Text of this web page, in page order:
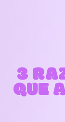
3
QUE